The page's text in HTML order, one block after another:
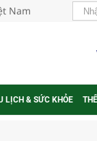
Nam
LỊCH & SỨC KHỎE